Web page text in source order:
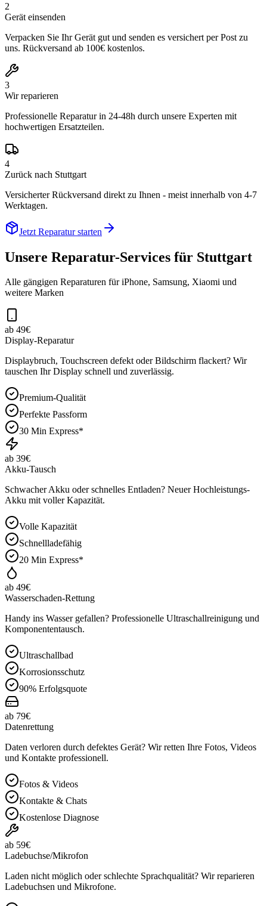
2
Gerät einsenden
Verpacken Sie Ihr Gerät gut und senden es versichert per Post zu
uns. Rückversand ab 100€ kostenlos.
3
Wir reparieren
Professionelle Reparatur in 24-48h durch unsere Experten mit
hochwertigen Ersatzteilen.
4
Zurück nach Stuttgart
Versicherter Rückversand direkt zu Ihnen - meist innerhalb von 4-7
Werktagen.
Jetzt Reparatur starten
Unsere Reparatur-Services für Stuttgart
Alle gängigen Reparaturen für iPhone, Samsung, Xiaomi und
weitere Marken
ab 49€
Display-Reparatur
Displaybruch, Touchscreen defekt oder Bildschirm flackert? Wir
tauschen Ihr Display schnell und zuverlässig.
Premium-Qualität
Perfekte Passform
30 Min Express*
ab 39€
Akku-Tausch
Schwacher Akku oder schnelles Entladen? Neuer Hochleistungs-
Akku mit voller Kapazität.
Volle Kapazität
Schnellladefähig
20 Min Express*
ab 49€
Wasserschaden-Rettung
Handy ins Wasser gefallen? Professionelle Ultraschallreinigung und
Komponententausch.
Ultraschallbad
Korrosionsschutz
90% Erfolgsquote
ab 79€
Datenrettung
Daten verloren durch defektes Gerät? Wir retten Ihre Fotos, Videos
und Kontakte professionell.
Fotos & Videos
Kontakte & Chats
Kostenlose Diagnose
ab 59€
Ladebuchse/Mikrofon
Laden nicht möglich oder schlechte Sprachqualität? Wir reparieren
Ladebuchsen und Mikrofone.